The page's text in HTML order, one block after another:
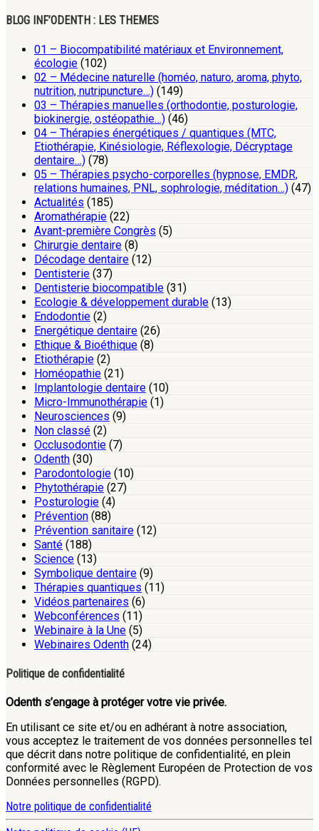
BLOG INF’ODENTH : LES THEMES
01 – Biocompatibilité matériaux et Environnement,
écologie (102)
02 – Médecine naturelle (homéo, naturo, aroma, phyto,
nutrition, nutripuncture…) (149)
03 – Thérapies manuelles (orthodontie, posturologie,
biokinergie, ostéopathie…) (46)
04 – Thérapies énergétiques / quantiques (MTC,
Etiothérapie, Kinésiologie, Réflexologie, Décryptage
dentaire…) (78)
05 – Thérapies psycho-corporelles (hypnose, EMDR,
relations humaines, PNL, sophrologie, méditation…) (47)
Actualités (185)
Aromathérapie (22)
Avant-première Congrès (5)
Chirurgie dentaire (8)
Décodage dentaire (12)
Dentisterie (37)
Dentisterie biocompatible (31)
Ecologie & développement durable (13)
Endodontie (2)
Energétique dentaire (26)
Ethique & Bioéthique (8)
Etiothérapie (2)
Homéopathie (21)
Implantologie dentaire (10)
Micro-Immunothérapie (1)
Neurosciences (9)
Non classé (2)
Occlusodontie (7)
Odenth (30)
Parodontologie (10)
Phytothérapie (27)
Posturologie (4)
Prévention (88)
Prévention sanitaire (12)
Santé (188)
Science (13)
Symbolique dentaire (9)
Thérapies quantiques (11)
Vidéos partenaires (6)
Webconférences (11)
Webinaire à la Une (5)
Webinaires Odenth (24)
Politique de confidentialité
Odenth s’engage à protéger votre vie privée.
En utilisant ce site et/ou en adhérant à notre association,
vous acceptez le traitement de vos données personnelles tel
que décrit dans notre politique de confidentialité, en plein
conformité avec le Règlement Européen de Protection de vos
Données personnelles (RGPD).
Notre politique de confidentialité